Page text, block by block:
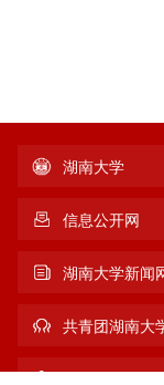
湖南大学
信息公开网
湖南大学新闻
共青团湖南大
新生宝典